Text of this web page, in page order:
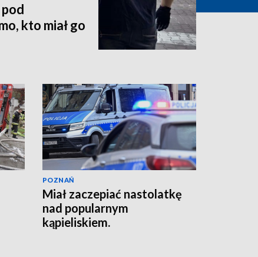
kto miał go
POZNAŃ
Miał zaczepiać nastolatkę
nad popularnym
kąpieliskiem.